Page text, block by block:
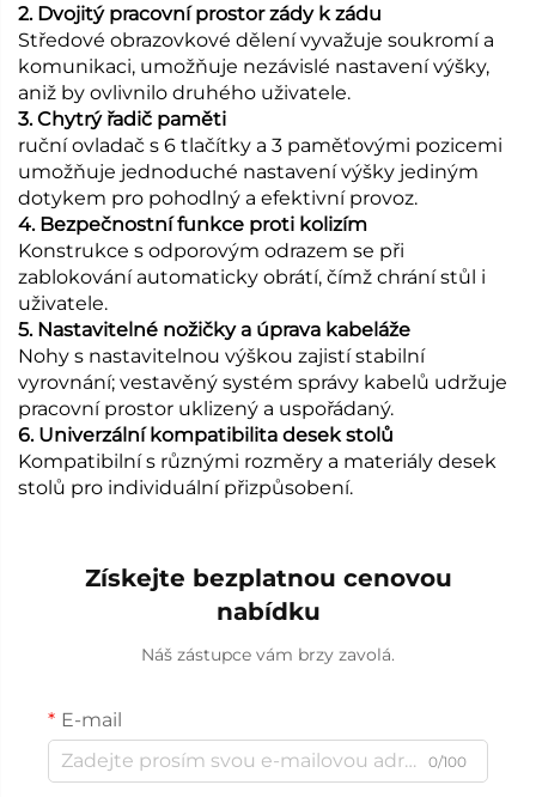
2. Dvojitý pracovní prostor zády k zádu
Středové obrazovkové dělení vyvažuje soukromí a
komunikaci, umožňuje nezávislé nastavení výšky,
aniž by ovlivnilo druhého uživatele.
3. Chytrý řadič paměti
ruční ovladač s 6 tlačítky a 3 paměťovými pozicemi
umožňuje jednoduché nastavení výšky jediným
dotykem pro pohodlný a efektivní provoz.
4. Bezpečnostní funkce proti kolizím
Konstrukce s odporovým odrazem se při
zablokování automaticky obrátí, čímž chrání stůl i
uživatele.
5. Nastavitelné nožičky a úprava kabeláže
Nohy s nastavitelnou výškou zajistí stabilní
vyrovnání; vestavěný systém správy kabelů udržuje
pracovní prostor uklizený a uspořádaný.
6. Univerzální kompatibilita desek stolů
Kompatibilní s různými rozměry a materiály desek
stolů pro individuální přizpůsobení.
Získejte bezplatnou cenovou
nabídku
Náš zástupce vám brzy zavolá.
E-mail
0/100